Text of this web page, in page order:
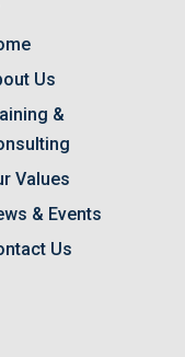
Us
&
Values
& Events
Us